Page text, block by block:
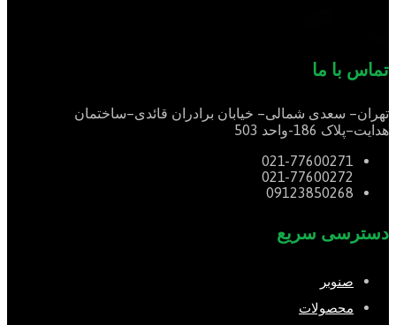
تماس با ما
تهران– سعدی شمالی– خیابان برادران قائدی–ساختمان
هدایت–پلاک واحد
021-77600271
021-77600272
09123850268
دسترسی سریع
صنوبر
محصولات